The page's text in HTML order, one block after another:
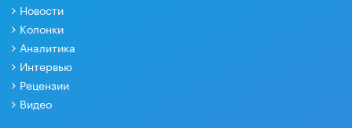
Новости
Колонки
Аналитика
Интервью
Рецензии
Видео